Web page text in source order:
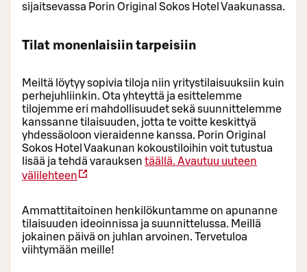
sijaitsevassa Porin Original Sokos Hotel Vaakunassa.
Tilat monenlaisiin tarpeisiin
Meiltä löytyy sopivia tiloja niin yritystilaisuuksiin kuin
perhejuhliinkin. Ota yhteyttä ja esittelemme
tilojemme eri mahdollisuudet sekä suunnittelemme
kanssanne tilaisuuden, jotta te voitte keskittyä
yhdessäoloon vieraidenne kanssa. Porin Original
Sokos Hotel Vaakunan kokoustiloihin voit tutustua
lisää ja tehdä varauksen täällä. Avautuu uuteen
välilehteen
Ammattitaitoinen henkilökuntamme on apunanne
tilaisuuden ideoinnissa ja suunnittelussa. Meillä
jokainen päivä on juhlan arvoinen. Tervetuloa
viihtymään meille!